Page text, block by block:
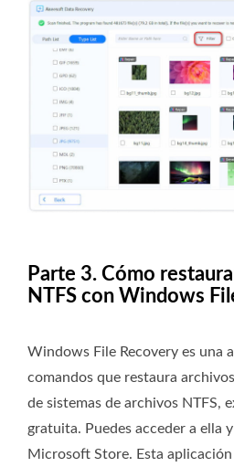
Parte 3. Cómo
NTFS con Windows
Windows File Recovery es una
comandos que restaura
de sistemas de archivos NTFS,
gratuita. Puedes acceder a ella
Microsoft Store. Esta